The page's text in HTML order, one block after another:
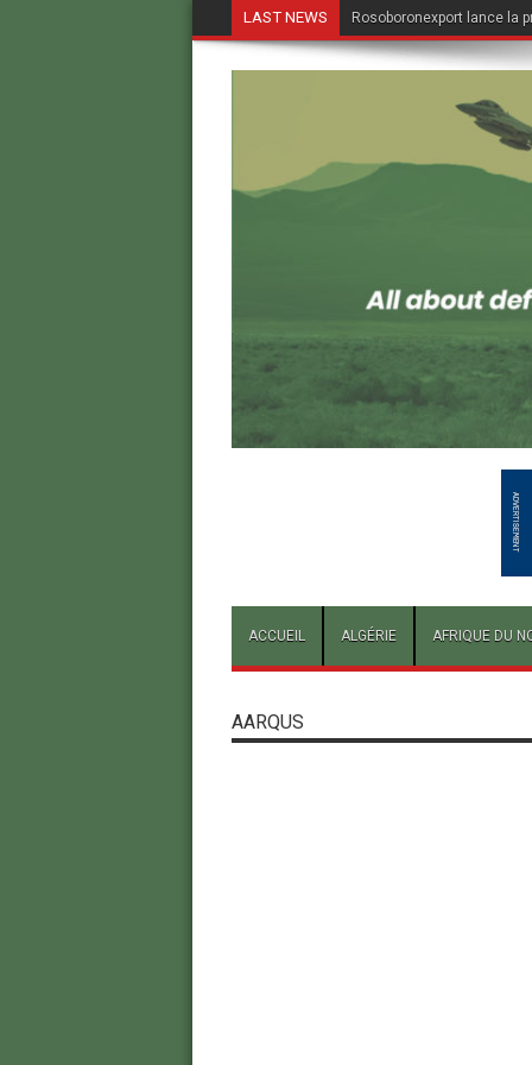
LAST NEWS Rosoboronexport lance la
ACCUEIL ALGÉRIE AFRIQUE DU
AARQUS